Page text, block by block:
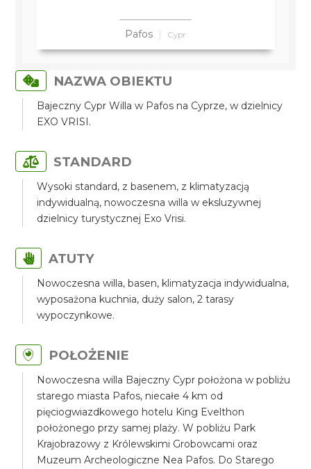
Pafos Cypr
NAZWA OBIEKTU
Bajeczny Cypr Willa w Pafos na Cyprze, w dzielnicy
EXO VRISI.
STANDARD
Wysoki standard, z basenem, z klimatyzacją
indywidualną, nowoczesna willa w eksluzywnej
dzielnicy turystycznej Exo Vrisi.
ATUTY
Nowoczesna willa, basen, klimatyzacja indywidualna,
wyposażona kuchnia, duży salon, 2 tarasy
wypoczynkowe.
POŁOŻENIE
Nowoczesna willa Bajeczny Cypr położona w pobliżu
starego miasta Pafos, niecałe 4 km od
pięciogwiazdkowego hotelu King Evelthon
położonego przy samej plaży. W pobliżu Park
Krajobrazowy z Królewskimi Grobowcami oraz
Muzeum Archeologiczne Nea Pafos. Do Starego